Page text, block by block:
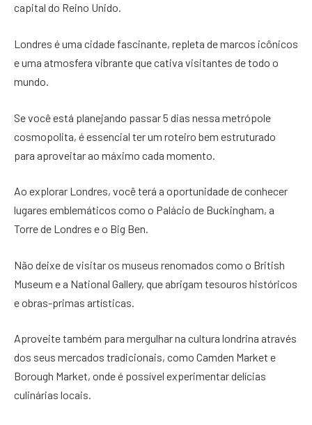
capital do Reino Unido.
Londres é uma cidade fascinante, repleta de marcos icônicos
e uma atmosfera vibrante que cativa visitantes de todo o
mundo.
Se você está planejando passar 5 dias nessa metrópole
cosmopolita, é essencial ter um roteiro bem estruturado
para aproveitar ao máximo cada momento.
Ao explorar Londres, você terá a oportunidade de conhecer
lugares emblemáticos como o Palácio de Buckingham, a
Torre de Londres e o Big Ben.
Não deixe de visitar os museus renomados como o British
Museum e a National Gallery, que abrigam tesouros históricos
e obras-primas artísticas.
Aproveite também para mergulhar na cultura londrina através
dos seus mercados tradicionais, como Camden Market e
Borough Market, onde é possível experimentar delícias
culinárias locais.